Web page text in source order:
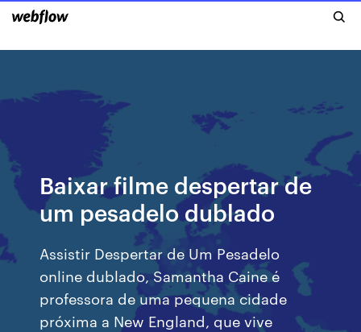
Baixar filme despertar de
um pesadelo dublado
Assistir Despertar de Um Pesadelo
online dublado, Samantha Caine é
professora de uma pequena cidade
próxima a New England, que vive